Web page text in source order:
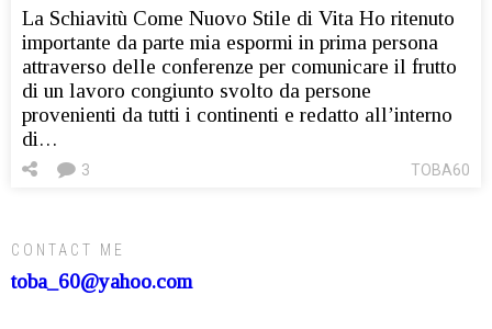
La Schiavitù Come Nuovo Stile di Vita Ho ritenuto
importante da parte mia espormi in prima persona
attraverso delle conferenze per comunicare il frutto
di un lavoro congiunto svolto da persone
provenienti da tutti i continenti e redatto all’interno
di…
TOBA60
3
CONTACT ME
toba_60@yahoo.com